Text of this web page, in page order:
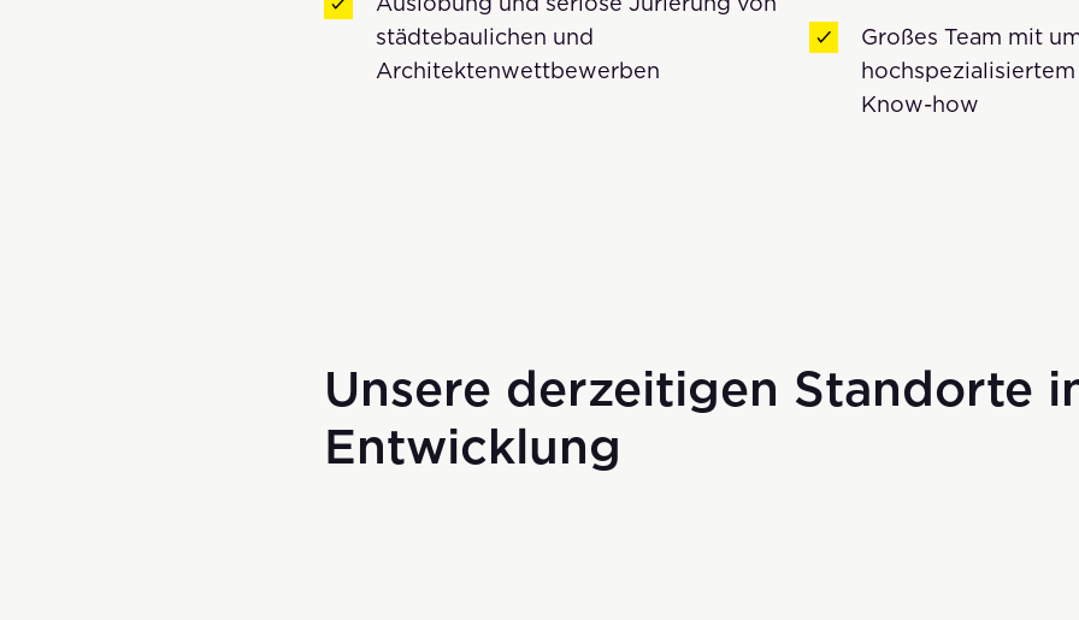
städtebaulichen und
Architektenwettbewerben
Großes Team mit
Know-how
Unsere derzeitigen Standorte
Entwicklung